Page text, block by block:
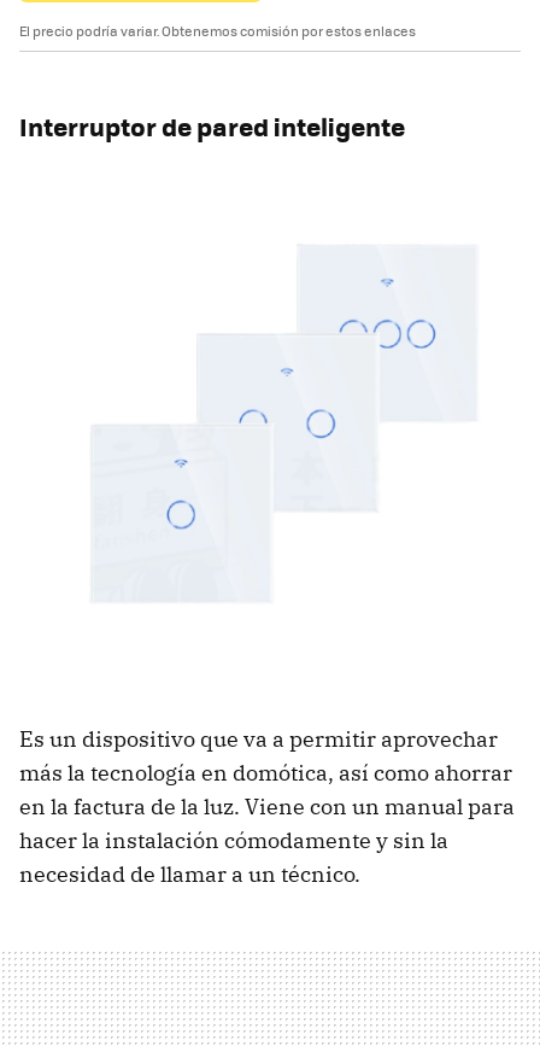
El precio podría variar. Obtenemos comisión por estos enlaces
Interruptor de pared inteligente
Es un dispositivo que va a permitir aprovechar
más la tecnología en domótica, así como ahorrar
en la factura de la luz. Viene con un manual para
hacer la instalación cómodamente y sin la
necesidad de llamar a un técnico.